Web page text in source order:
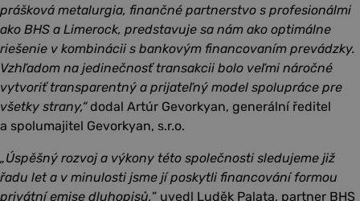
prášková metalurgia, finančné partnerstvo s profesionálmi
ako BHS a Limerock, predstavuje sa nám ako optimálne
riešenie v kombinácii s bankovým financovaním prevádzky.
Vzhľadom na jedinečnosť transakcii bolo veľmi náročné
vytvoriť transparentný a prijateľný model spolupráce pre
všetky strany,“dodal Artúr Gevorkyan, generální ředitel
a spolumajitel Gevorkyan, s.r.o.
„Úspěšný rozvoj a výkony této společnosti sledujeme již
řadu let a v minulosti jsme jí poskytli financování formou
privátní emise dluhopisů,” uvedl Luděk Palata, partner BHS